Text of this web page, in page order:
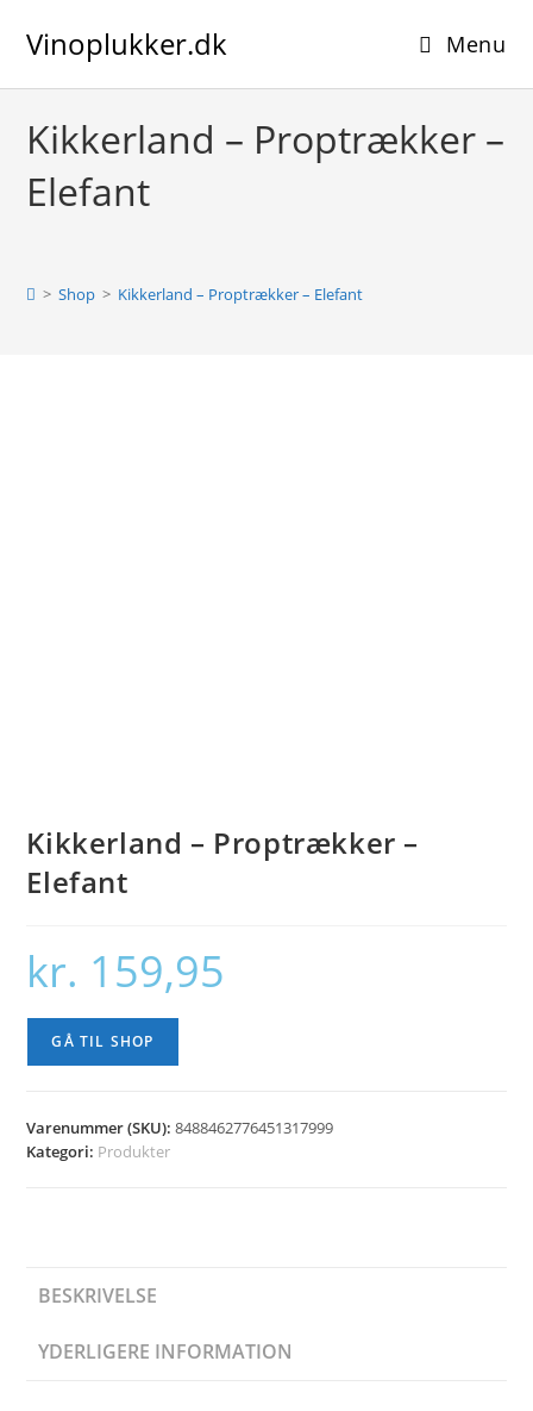
Vinoplukker.dk Menu
Kikkerland – Proptrækker –
Elefant
> Shop > Kikkerland – Proptrækker – Elefant
Kikkerland – Proptrækker –
Elefant
kr. 159,95
GÅ TIL SHOP
Varenummer (SKU):8488462776451317999
Kategori: Produkter
BESKRIVELSE
YDERLIGERE INFORMATION